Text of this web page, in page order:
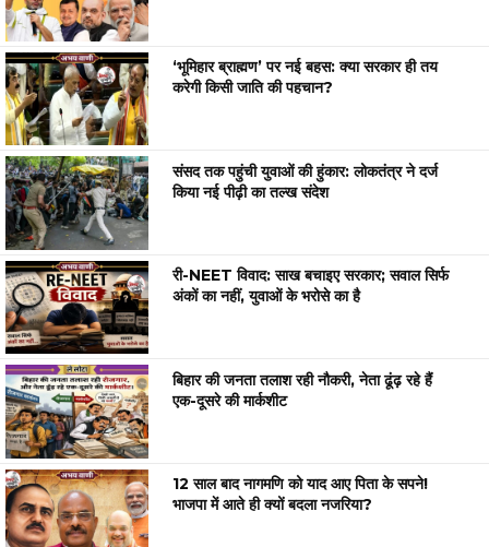
‘भूमिहार ब्राह्मण’ पर नई बहस: क्या सरकार ही तय
करेगी किसी जाति की पहचान?
संसद तक पहुंची युवाओं की हुंकार: लोकतंत्र ने दर्ज
किया नई पीढ़ी का तल्ख संदेश
री-NEET विवाद: साख बचाइए सरकार; सवाल सिर्फ
अंकों का नहीं, युवाओं के भरोसे का है
बिहार की जनता तलाश रही नौकरी, नेता ढूंढ़ रहे हैं
एक-दूसरे की मार्कशीट
12 साल बाद नागमणि को याद आए पिता के सपने!
भाजपा में आते ही क्यों बदला नजरिया?